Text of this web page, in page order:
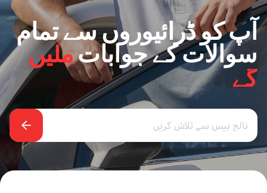
آپ کو ڈرائیوروں سے تمام
سوالات کے جواباتملیں
گے